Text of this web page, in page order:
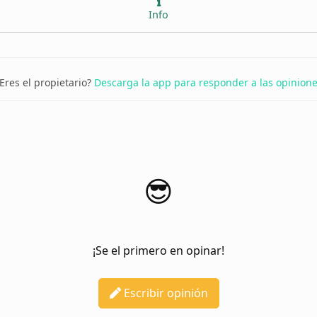
Info
el propietario? Descarga la app para responder a las
😎
¡Se el primero en opinar!
Escribir opinión